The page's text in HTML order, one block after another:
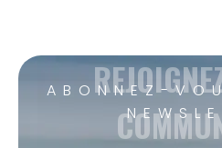
ABONNEZ-